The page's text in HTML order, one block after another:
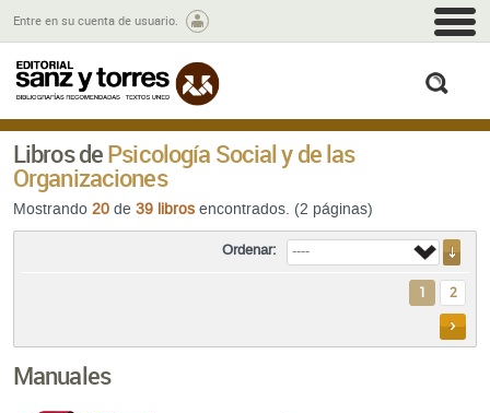
Entre en su cuenta de usuario.
Libros dePsicología Social y de las
Organizaciones
Mostrando 20 de 39 libros encontrados. (2 páginas)
Ordenar:
1 2
Manuales